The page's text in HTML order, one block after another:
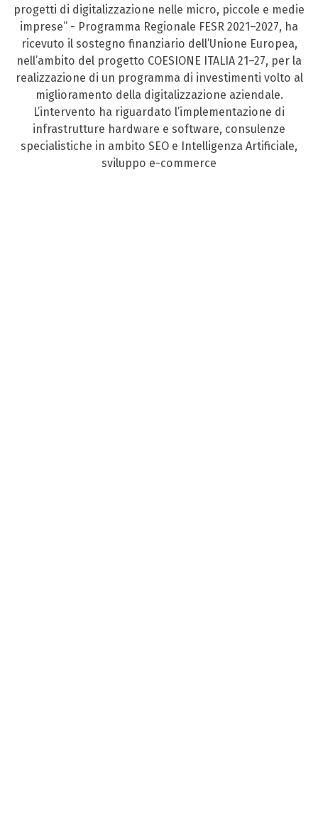
progetti di digitalizzazione nelle micro, piccole e medie
imprese” - Programma Regionale FESR 2021–2027, ha
ricevuto il sostegno finanziario dell’Unione Europea,
nell’ambito del progetto COESIONE ITALIA 21–27, per la
realizzazione di un programma di investimenti volto al
miglioramento della digitalizzazione aziendale.
L’intervento ha riguardato l’implementazione di
infrastrutture hardware e software, consulenze
specialistiche in ambito SEO e Intelligenza Artificiale,
sviluppo e-commerce